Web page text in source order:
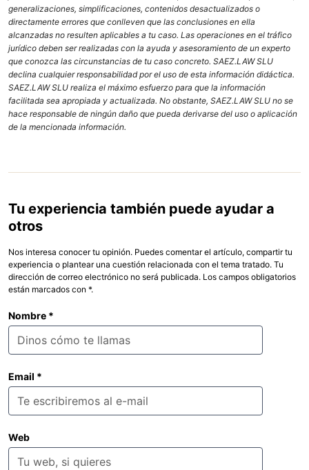
generalizaciones, simplificaciones, contenidos desactualizados o
directamente errores que conlleven que las conclusiones en ella
alcanzadas no resulten aplicables a tu caso. Las operaciones en el tráfico
jurídico deben ser realizadas con la ayuda y asesoramiento de un experto
que conozca las circunstancias de tu caso concreto. SAEZ.LAW SLU
declina cualquier responsabilidad por el uso de esta información didáctica.
SAEZ.LAW SLU realiza el máximo esfuerzo para que la información
facilitada sea apropiada y actualizada. No obstante, SAEZ.LAW SLU no se
hace responsable de ningún daño que pueda derivarse del uso o aplicación
de la mencionada información.
Tu experiencia también puede ayudar a
otros
Nos interesa conocer tu opinión. Puedes comentar el artículo, compartir tu
experiencia o plantear una cuestión relacionada con el tema tratado. Tu
dirección de correo electrónico no será publicada. Los campos obligatorios
están marcados con *.
Nombre *
Email *
Web